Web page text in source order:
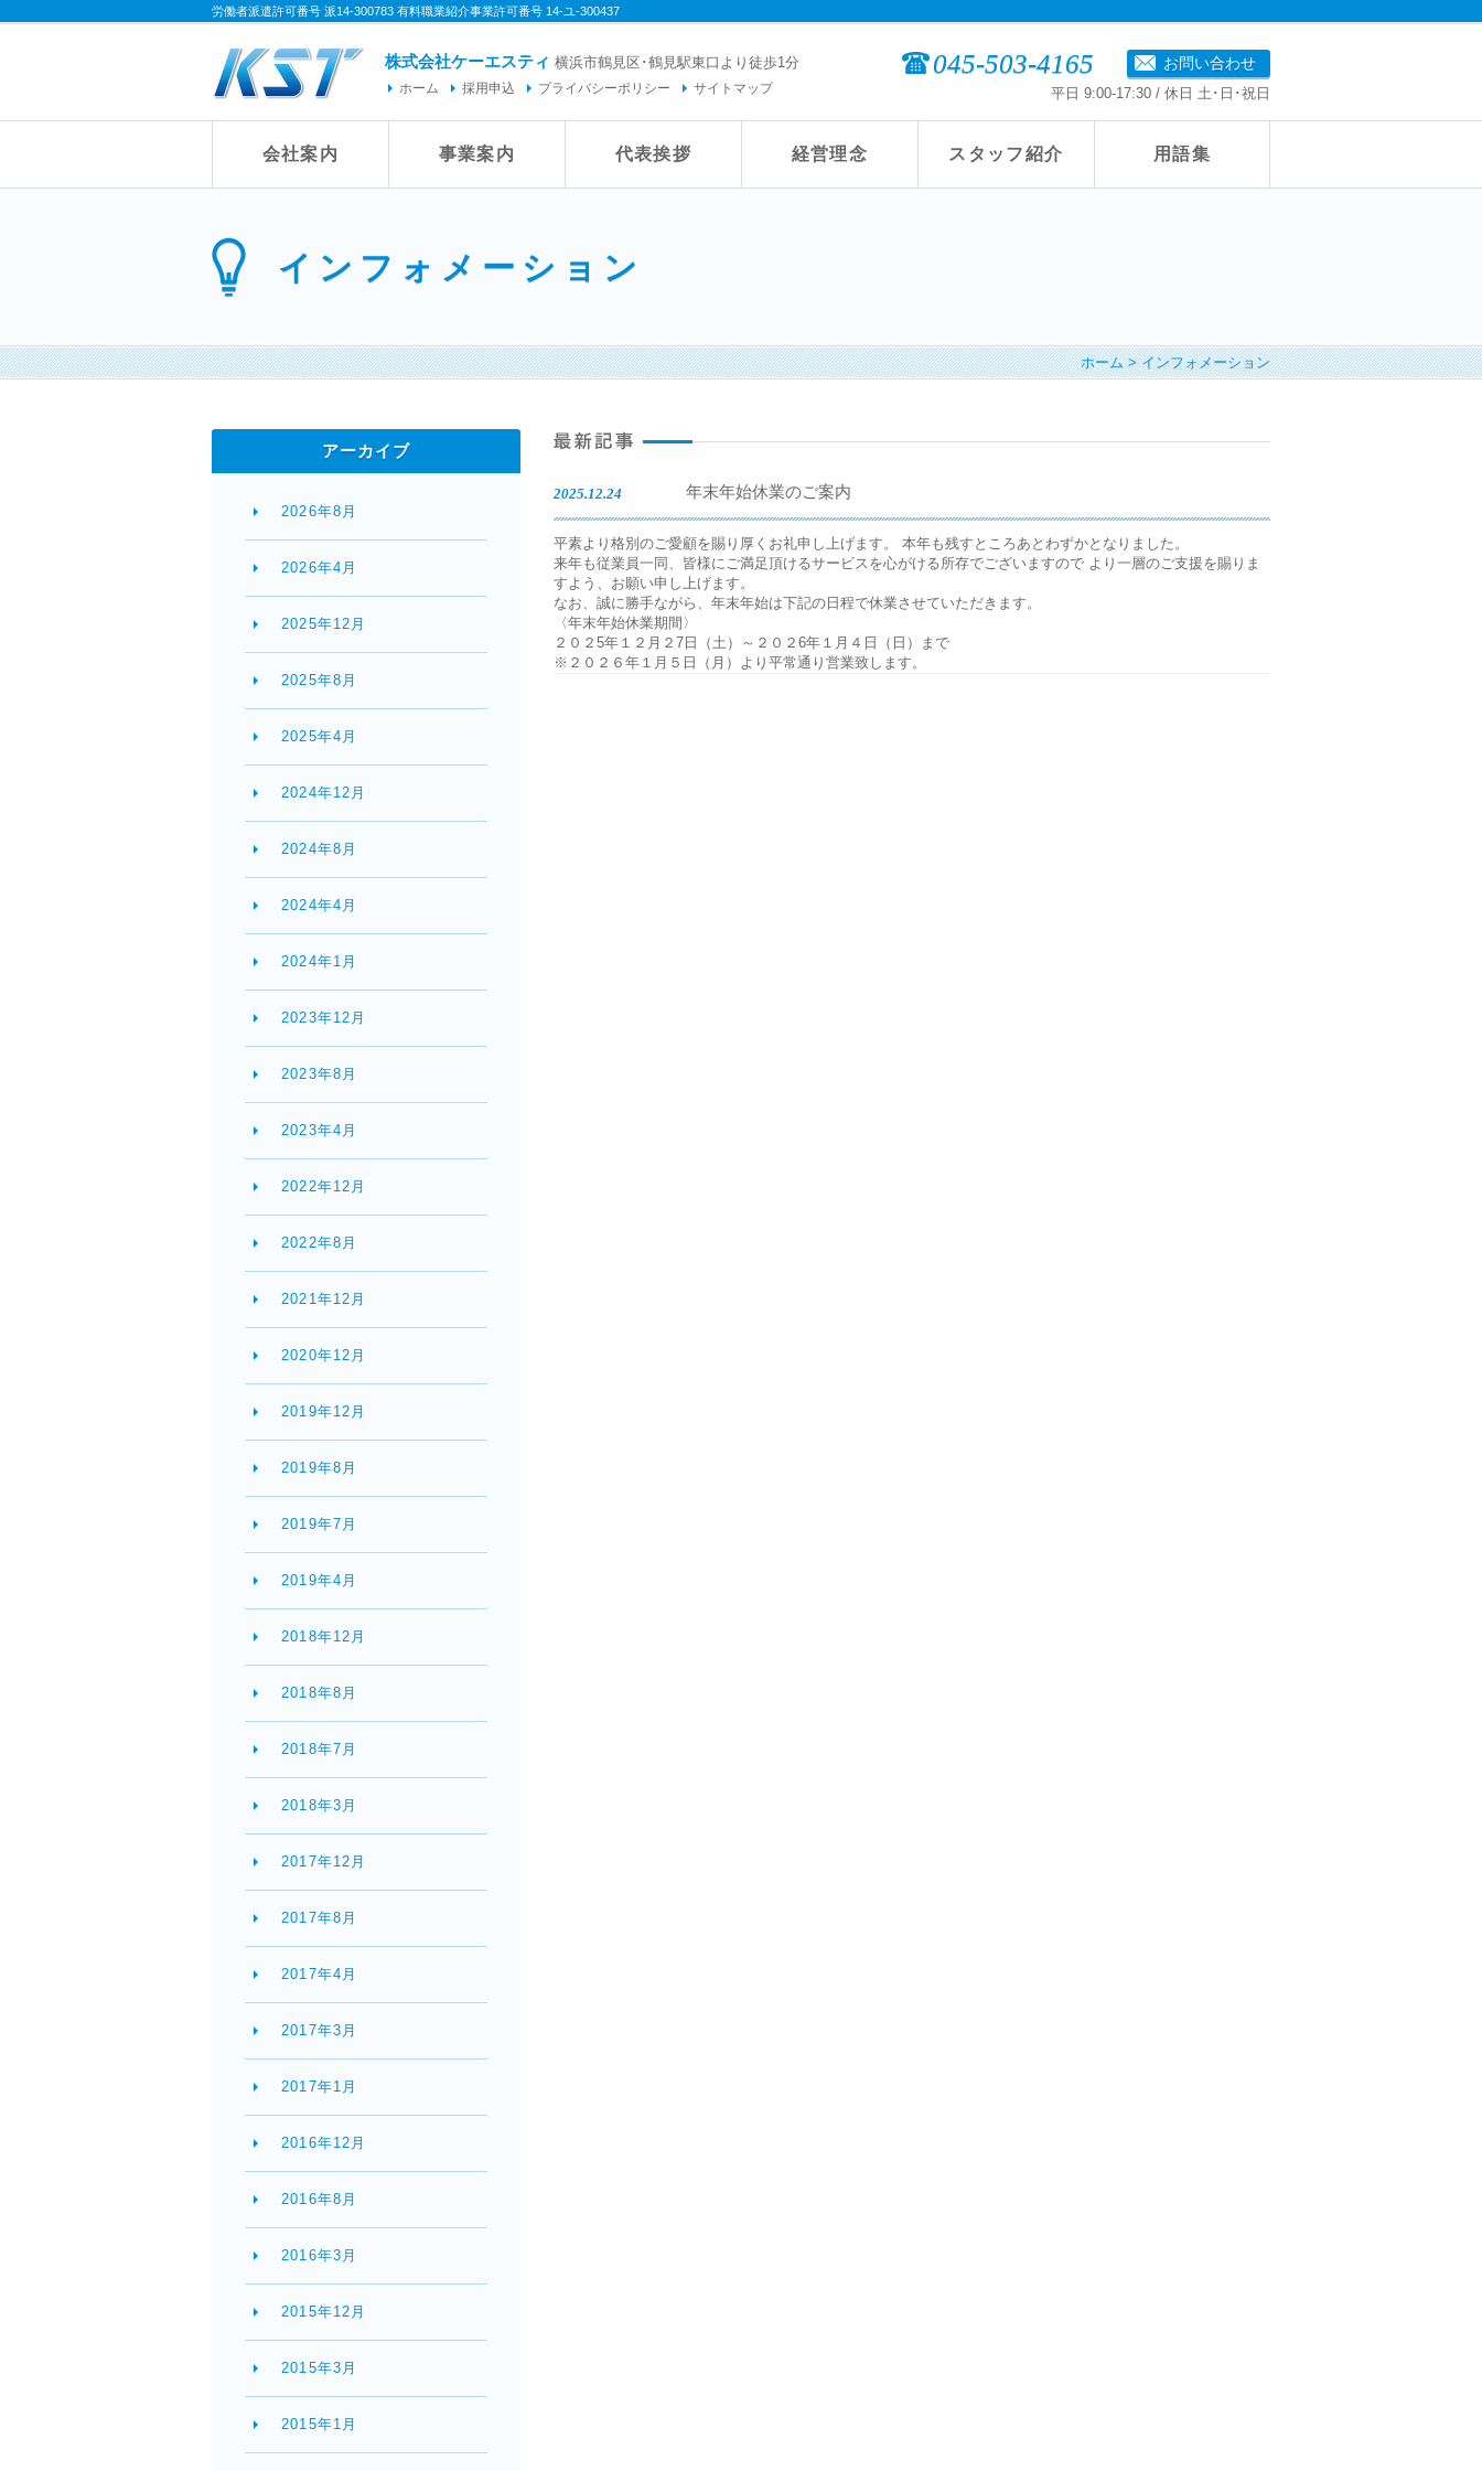
労働者派遣許可番号 派14-300783 有料職業紹介事業許可番号 14-ユ-300437
株式会社ケーエスティ 横浜市鶴見区･鶴見駅東口より徒歩1分
ホーム 採用申込 プライバシーポリシー サイトマップ
045-503-4165 お問い合わせ
平日 9:00-17:30 / 休日 土･日･祝日
会社案内 事業案内 代表挨拶 経営理念 スタッフ紹介 用語集
インフォメーション
ホーム>インフォメーション
年末年始休業のご案内
2025.12.24
平素より格別のご愛顧を賜り厚くお礼申し上げます。 本年も残すところあとわずかとなりました。
来年も従業員一同、皆様にご満足頂けるサービスを心がける所存でございますので より一層のご支援を賜りま
すよう、お願い申し上げます。
なお、誠に勝手ながら、年末年始は下記の日程で休業させていただきます。
〈年末年始休業期間〉
２０２5年１２月２7日（土）～２０２6年１月４日（日）まで
※２０２６年１月５日（月）より平常通り営業致します。
アーカイブ
2026年8月
2026年4月
2025年12月
2025年8月
2025年4月
2024年12月
2024年8月
2024年4月
2024年1月
2023年12月
2023年8月
2023年4月
2022年12月
2022年8月
2021年12月
2020年12月
2019年12月
2019年8月
2019年7月
2019年4月
2018年12月
2018年8月
2018年7月
2018年3月
2017年12月
2017年8月
2017年4月
2017年3月
2017年1月
2016年12月
2016年8月
2016年3月
2015年12月
2015年3月
2015年1月